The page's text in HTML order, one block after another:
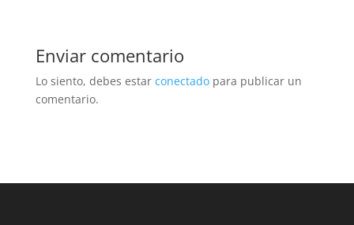
Enviar comentario
Lo siento, debes estar conectadopara publicar un
comentario.